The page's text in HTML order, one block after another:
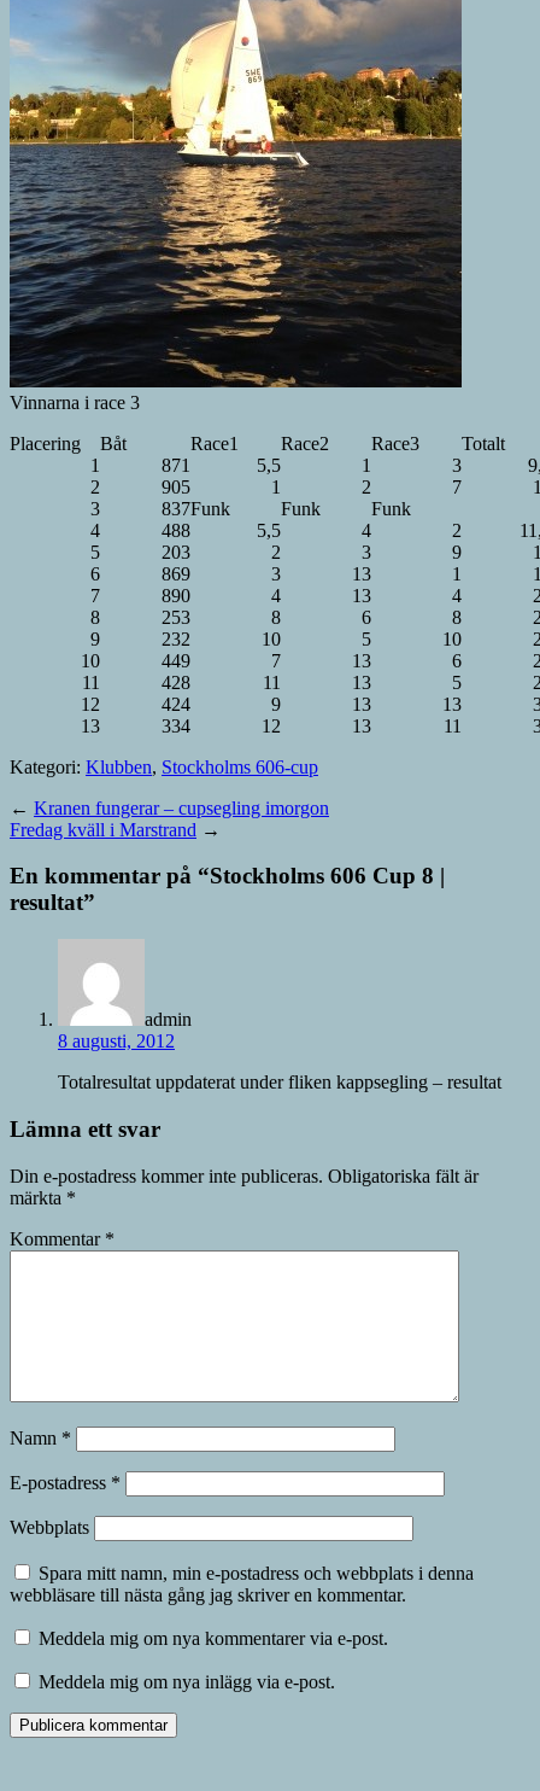
Vinnarna i race 3
Placering
Båt Race1 Race2 Race3
Totalt
1
871 5,5 1 3
2
905 1 2 7
3
837Funk Funk
Funk
4
488 5,5 4 2
5
203 2 3 9
6
869 3 13 1
7
890 4 13 4
8
253 8 6 8
9
232 10 5 10
10
449 7 13 6
11
428 11 13 5
12
424 9 13 13
13
334 12 13 11
Kategori: Klubben, Stockholms 606-cup
← Kranen fungerar – cupsegling imorgon
Fredag kväll i Marstrand →
En kommentar på “Stockholms 606 Cup 8 |
resultat”
admin
8 augusti, 2012
Totalresultat uppdaterat under fliken kappsegling – resultat
Lämna ett svar
Din e-postadress kommer inte publiceras. Obligatoriska fält är
märkta *
Kommentar *
Namn *
E-postadress *
Webbplats
Spara mitt namn, min e-postadress och webbplats i denna
webbläsare till nästa gång jag skriver en kommentar.
Meddela mig om nya kommentarer via e-post.
Meddela mig om nya inlägg via e-post.